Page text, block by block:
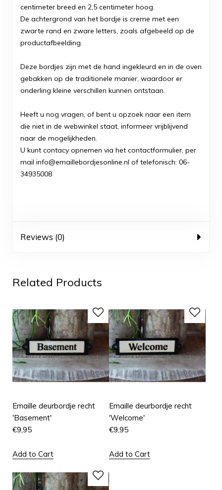
centimeter breed en 2,5 centimeter hoog.
De achtergrond van het bordje is creme met een
zwarte rand en zware letters, zoals afgebeeld op de
productafbeelding.
Deze bordjes zijn met de hand ingekleurd en in de oven
gebakken op de traditionele manier, waardoor er
onderling kleine verschillen kunnen ontstaan.
Heeft u nog vragen, of bent u opzoek naar een item
die niet in de webwinkel staat, informeer vrijblijvend
naar de mogelijkheden.
U kunt contacy opnemen via het contactformulier, per
mail info@emaillebordjesonline.nl of telefonisch: 06-
34935008
Reviews (0)
Related Products
Emaille deurbordje recht
'Basement'
€9,95
Add to Cart
Emaille deurbordje recht
'Welcome'
€9,95
Add to Cart